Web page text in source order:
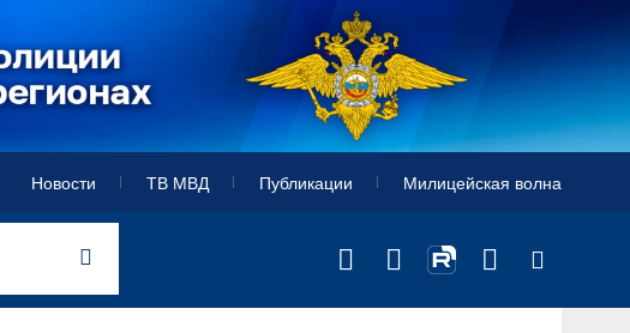
Новости ТВ МВД Публикации Милицейская волна